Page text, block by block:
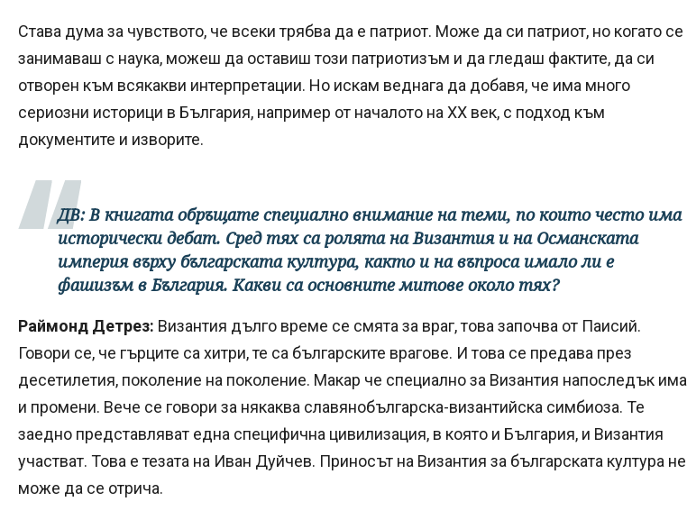
Става дума за чувството, че всеки трябва да е патриот. Може да си патриот, но когато се
занимаваш с наука, можеш да оставиш този патриотизъм и да гледаш фактите, да си
отворен към всякакви интерпретации. Но искам веднага да добавя, че има много
сериозни историци в България, например от началото на ХХ век, с подход към
документите и изворите.
ДВ: В книгата обръщате специално внимание на теми, по които често има
исторически дебат. Сред тях са ролята на Византия и на Османската
империя върху българската култура, както и на въпроса имало ли е
фашизъм в България. Какви са основните митове около тях?
Раймонд Детрез: Византия дълго време се смята за враг, това започва от Паисий.
Говори се, че гърците са хитри, те са българските врагове. И това се предава през
десетилетия, поколение на поколение. Макар че специално за Византия напоследък има
и промени. Вече се говори за някаква славянобългарска-византийска симбиоза. Те
заедно представляват една специфична цивилизация, в която и България, и Византия
участват. Това е тезата на Иван Дуйчев. Приносът на Византия за българската култура не
може да се отрича.